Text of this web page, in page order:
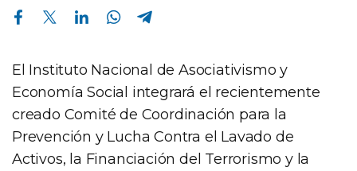
Compartir en Facebook Compartir en Twitter Compartir en Linkedin Compartir en Whatsapp
El Instituto Nacional de Asociativismo y
Economía Social integrará el recientemente
creado Comité de Coordinación para la
Prevención y Lucha Contra el Lavado de
Activos, la Financiación del Terrorismo y la